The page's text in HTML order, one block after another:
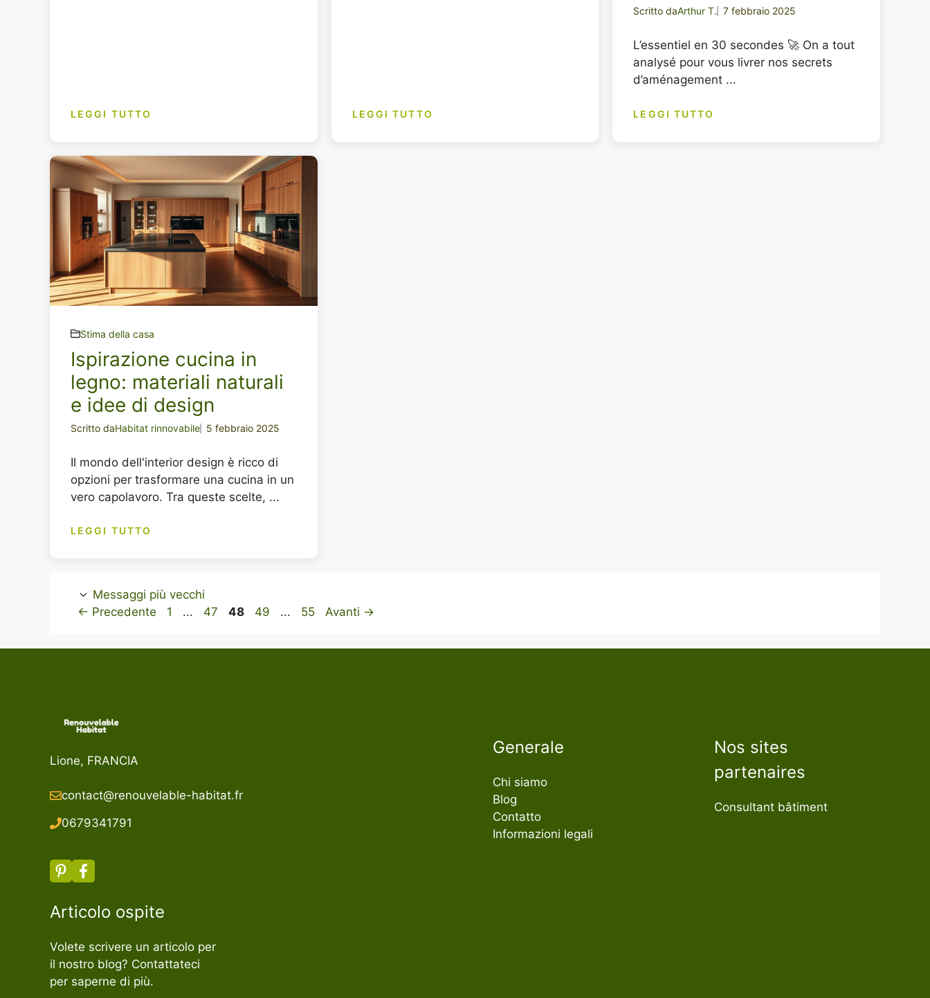
LEGGI TUTTO LEGGI TUTTO
Scritto daArthur T. 7 febbraio 2025
L’essentiel en 30 secondes 🚀 On a tout
analysé pour vous livrer nos secrets
d’aménagement ...
LEGGI TUTTO
Stima della casa
Ispirazione cucina in
legno: materiali naturali
e idee di design
Scritto daHabitat rinnovabile 5 febbraio 2025
Il mondo dell'interior design è ricco di
opzioni per trasformare una cucina in un
vero capolavoro. Tra queste scelte, ...
LEGGI TUTTO
Messaggi più vecchi
← Precedente Pagina
1 ... Pagina
47 Pagina
48 Pagina
49 ... Pagina
55 Avanti →
Lione, FRANCIA
contact@renouvelable-habitat.fr
0679341791
Generale
Chi siamo
Blog
Contatto
Informazioni legali
Nos sites
partenaires
Consultant bâtiment
Articolo ospite
Volete scrivere un articolo per
il nostro blog? Contattateci
per saperne di più.